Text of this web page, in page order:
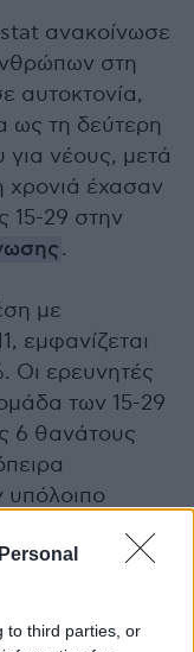
to third parties, or
ανακοίνωσε
στη
αυτοκτονία,
ως τη δεύτερη
για νέους, μετά
χρονιά έχασαν
15-29 στην
.
με
εμφανίζεται
Οι ερευνητές
των 15-29
6 θανάτους
υπόλοιπο